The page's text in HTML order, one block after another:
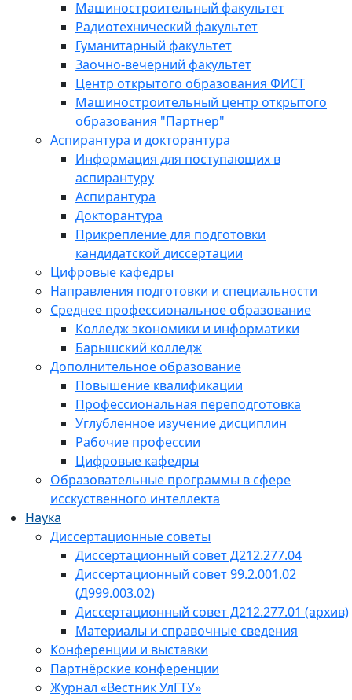
Машиностроительный факультет
Радиотехнический факультет
Гуманитарный факультет
Заочно-вечерний факультет
Центр открытого образования ФИСТ
Машиностроительный центр открытого
образования "Партнер"
Аспирантура и докторантура
Информация для поступающих в
аспирантуру
Аспирантура
Докторантура
Прикрепление для подготовки
кандидатской диссертации
Цифровые кафедры
Направления подготовки и специальности
Среднее профессиональное образование
Колледж экономики и информатики
Барышский колледж
Дополнительное образование
Повышение квалификации
Профессиональная переподготовка
Углубленное изучение дисциплин
Рабочие профессии
Цифровые кафедры
Образовательные программы в сфере
исскуственного интеллекта
Наука
Диссертационные советы
Диссертационный совет Д212.277.04
Диссертационный совет 99.2.001.02
(Д999.003.02)
Диссертационный совет Д212.277.01 (архив)
Материалы и справочные сведения
Конференции и выставки
Партнёрские конференции
Журнал «Вестник УлГТУ»